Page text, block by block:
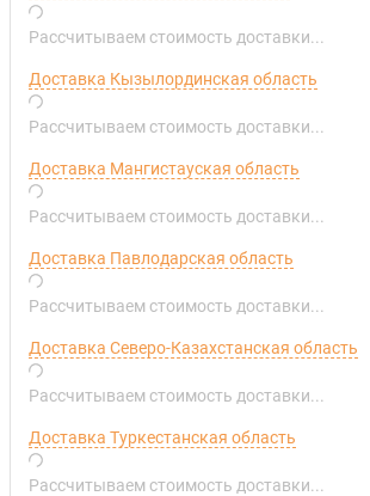
Рассчитываем стоимость доставки...
Доставка Кызылординская область
Рассчитываем стоимость доставки...
Доставка Мангистауская область
Рассчитываем стоимость доставки...
Доставка Павлодарская область
Рассчитываем стоимость доставки...
Доставка Северо-Казахстанская область
Рассчитываем стоимость доставки...
Доставка Туркестанская область
Рассчитываем стоимость доставки...